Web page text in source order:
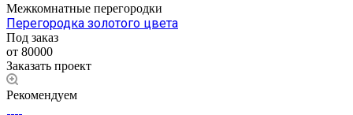
Межкомнатные перегородки
Перегородка золотого цвета
Под заказ
от 80000
Заказать проект
Рекомендуем